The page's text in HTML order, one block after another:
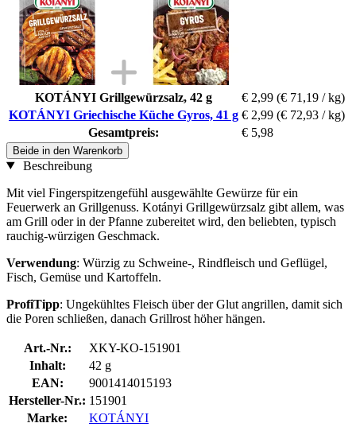
KOTÁNYI Grillgewürzsalz, 42 g € 2,99 (€ 71,19 / kg)
KOTÁNYI Griechische Küche Gyros, 41 g € 2,99 (€ 72,93 / kg)
Gesamtpreis:
€ 5,98
Beide in den Warenkorb
Beschreibung
Mit viel Fingerspitzengefühl ausgewählte Gewürze für ein
Feuerwerk an Grillgenuss. Kotányi Grillgewürzsalz gibt allem, was
am Grill oder in der Pfanne zubereitet wird, den beliebten, typisch
rauchig-würzigen Geschmack.
Verwendung: Würzig zu Schweine-, Rindfleisch und Geflügel,
Fisch, Gemüse und Kartoffeln.
ProfiTipp: Ungekühltes Fleisch über der Glut angrillen, damit sich
die Poren schließen, danach Grillrost höher hängen.
Art.-Nr.:
XKY-KO-151901
Inhalt:
42 g
EAN:
9001414015193
Hersteller-Nr.: 151901
Marke:
KOTÁNYI